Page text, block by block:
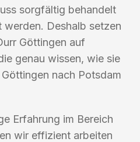
sorgfältig behandelt
Deshalb setzen
Göttingen auf
genau wissen, wie sie
nach Potsdam
Erfahrung im Bereich
wir effizient arbeiten